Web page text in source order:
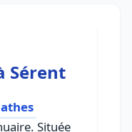
Sérent
Située